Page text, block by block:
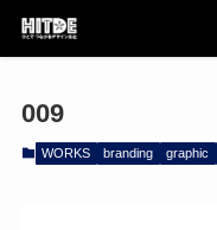
009
WORKS branding graphic